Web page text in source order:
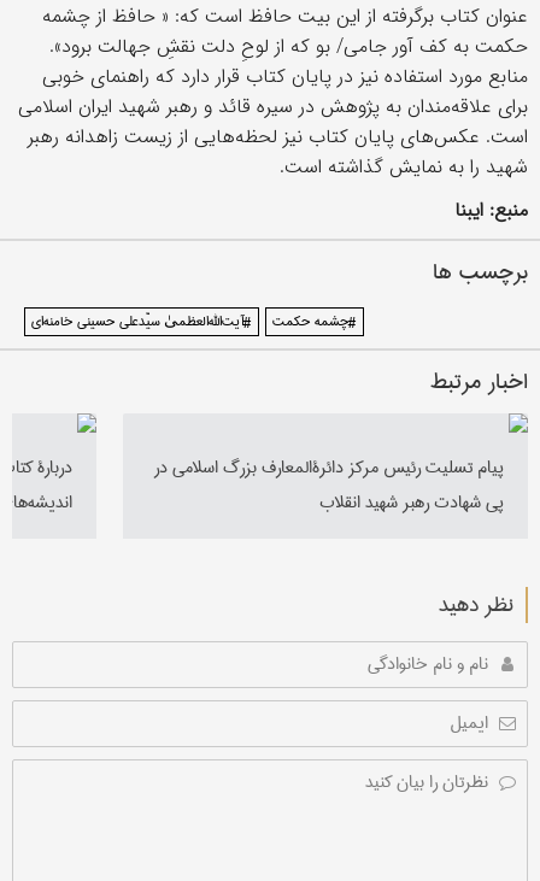
عنوان کتاب برگرفته از این بیت حافظ است که: « حافظ از چشمه
حکمت به کف آور جامی/ بو که از لوحِ دلت نقشِ جهالت برود».
منابع مورد استفاده نیز در پایان کتاب قرار دارد که راهنمای خوبی
برای علاقه‌مندان به پژوهش در سیره قائد و رهبر شهید ایران اسلامی
است. عکس‌های پایان کتاب نیز لحظه‌هایی از زیست زاهدانه رهبر
شهید را به نمایش گذاشته است.
منبع: ایبنا
برچسب ها
#چشمه حکمت #آیت‌الله‌العظمیٰ سیّدعلی حسینی خامنه‌ای
اخبار مرتبط
پیام تسلیت رئیس مرکز دائرة‌المعارف بزرگ اسلامی‌ در
پی شهادت رهبر شهید انقلاب
دربارۀ
نظر دهید